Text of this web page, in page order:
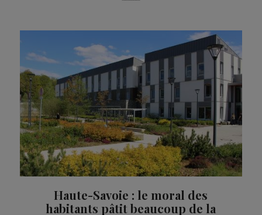
Haute-Savoie : le moral des
habitants pâtit beaucoup de la